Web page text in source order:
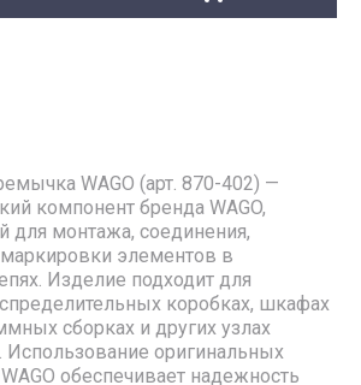
WAGO (арт. 870-402) —
компонент бренда WAGO,
для монтажа, соединения,
элементов в
Изделие подходит для
коробках, шкафах
сборках и других узлах
Использование оригинальных
обеспечивает надежность